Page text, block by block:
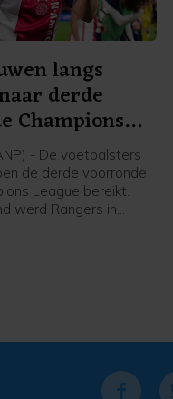
langs
derde
Champions
- De voetbalsters
de derde voorronde
League bereikt.
werd Rangers in